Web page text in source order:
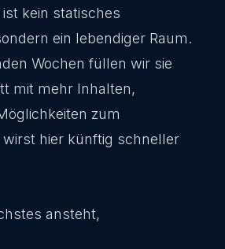
kein statisches
ein lebendiger Raum.
Wochen füllen wir sie
mit mehr Inhalten,
zum
hier künftig schneller
ansteht,